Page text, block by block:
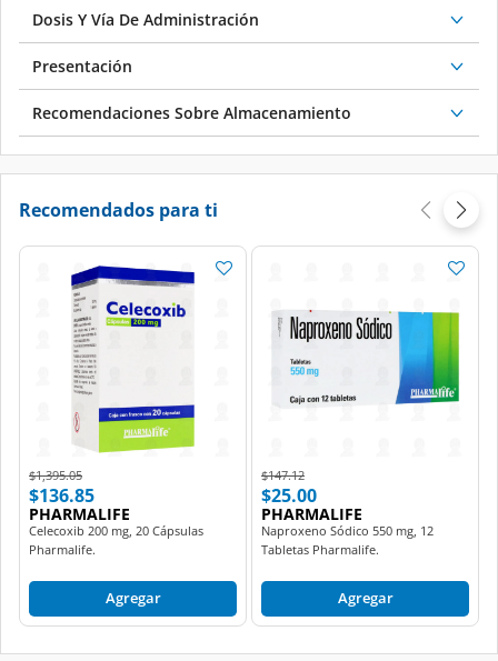
Dosis Y Vía De Administración
Presentación
Recomendaciones Sobre Almacenamiento
Recomendados para ti
Price reduced from
$1,395.05to
$136.85
PHARMALIFE
Celecoxib 200 mg, 20 Cápsulas
Pharmalife.
Agregar
Price reduced from
$147.12to
$25.00
PHARMALIFE
Naproxeno Sódico 550 mg, 12
Tabletas Pharmalife.
Agregar